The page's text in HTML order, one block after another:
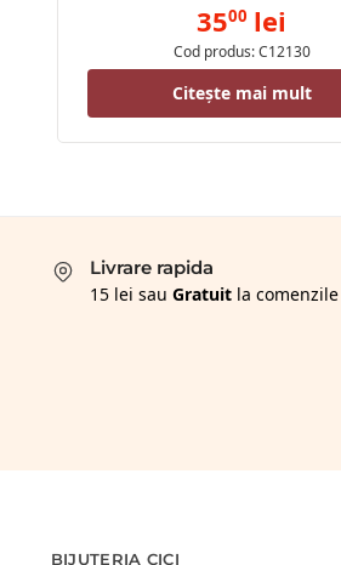
3500 lei
Cod produs: C12130
Citește mai mult
Livrare rapida
15 lei sau Gratuitla
BIJUTERIA CICI